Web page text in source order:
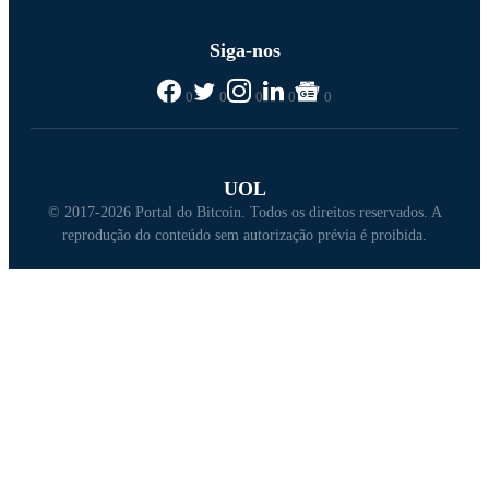
Siga-nos
0 0 0 0 0
UOL
© 2017-2026 Portal do Bitcoin. Todos os direitos reservados. A
reprodução do conteúdo sem autorização prévia é proibida.